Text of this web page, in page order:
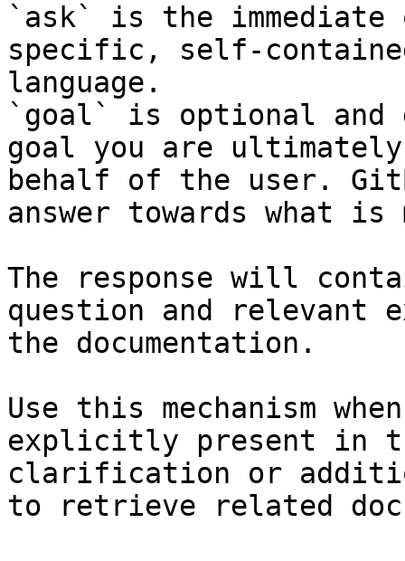
`ask` is the
specific, self-
language.
`goal` is optional and
goal you are
behalf of the user.
answer towards what
The response will
question and relevant
the documentation.
Use this mechanism
explicitly present in
clarification or